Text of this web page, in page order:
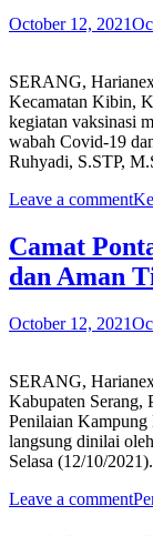
October 12, 2021
SERANG,
Kecamatan Kibin,
kegiatan vaksinasi
wabah Covid-19
Ruhyadi, S.STP,
Leave a comment
Camat
dan Aman
October 12, 2021
SERANG,
Kabupaten Serang,
Penilaian Kampung
langsung dinilai
Selasa (12/10/
Leave a comment